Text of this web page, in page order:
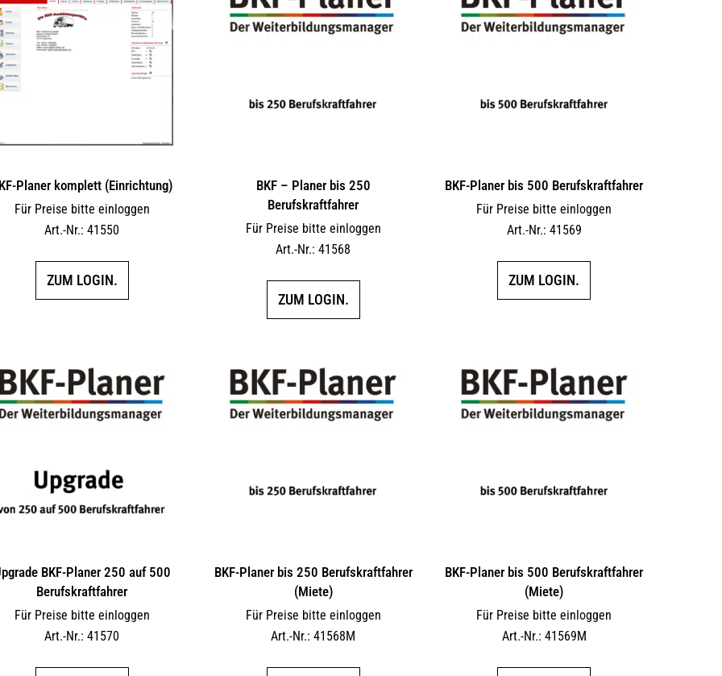
Die
Optionen
Die
Optionen
Planer komplett (Einrichtung)
Für Preise bitte einloggen
Art.-Nr.: 41550
ZUM LOGIN.
BKF – Planer bis 250
Berufskraftfahrer
Für Preise bitte einloggen
Art.-Nr.: 41568
ZUM LOGIN.
BKF-Planer bis 500 Berufskraftfahrer
Für Preise bitte einloggen
Art.-Nr.: 41569
ZUM LOGIN.
BKF-Planer 250 auf 500
Berufskraftfahrer
Für Preise bitte einloggen
Art.-Nr.: 41570
BKF-Planer bis 250 Berufskraftfahrer
(Miete)
Für Preise bitte einloggen
Art.-Nr.: 41568M
BKF-Planer bis 500 Berufskraftfahrer
(Miete)
Für Preise bitte einloggen
Art.-Nr.: 41569M